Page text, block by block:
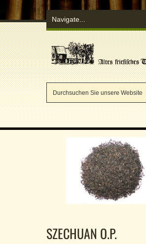
SZECHUAN O.P.